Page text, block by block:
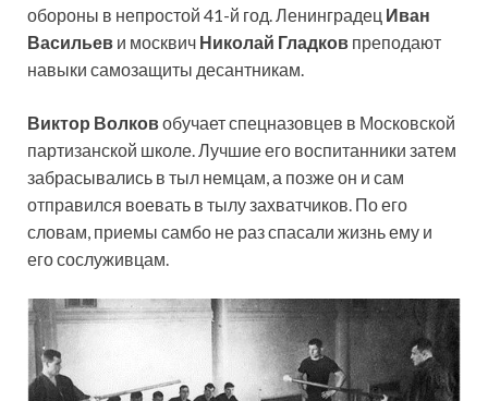
обороны в непростой 41-й год. Ленинградец Иван
Васильев и москвич Николай Гладков преподают
навыки самозащиты десантникам.
Виктор Волковобучает спецназовцев в Московской
партизанской школе. Лучшие его воспитанники затем
забрасывались в тыл немцам, а позже он и сам
отправился воевать в тылу захватчиков. По его
словам, приемы самбо не раз спасали жизнь ему и
его сослуживцам.